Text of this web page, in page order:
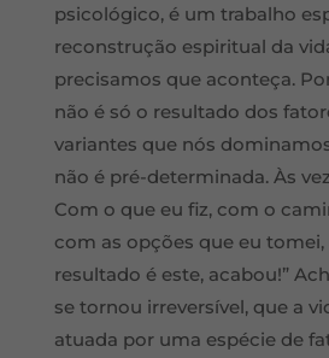
psicológico, é um trabalho
reconstrução espiritual da
precisamos que aconteça.
não é só o resultado dos
variantes que nós
não é pré-determinada. Às
Com o que eu fiz, com o
com as opções que eu tomei,
resultado é este, acabou!”
se tornou irreversível, que a
atuada por uma espécie de